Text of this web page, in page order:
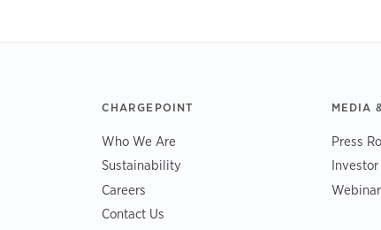
CHARGEPOINT
Who We Are
Sustainability
Careers
Contact Us
MEDIA
Press